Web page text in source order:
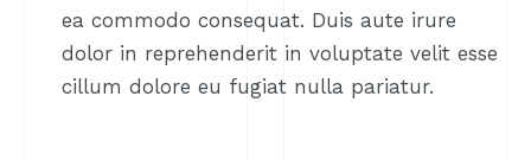
ea commodo consequat. Duis aute irure
dolor in reprehenderit in voluptate velit esse
cillum dolore eu fugiat nulla pariatur.